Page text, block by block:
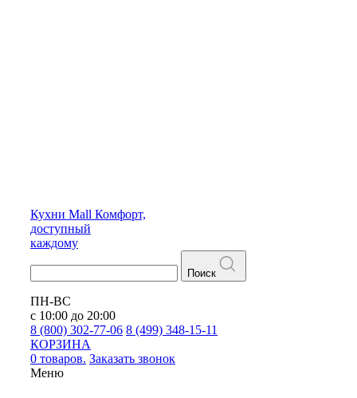
Кухни Mall Комфорт,
доступный
каждому
Поиск
ПН-ВС
с 10:00 до 20:00
8 (800) 302-77-06 8 (499) 348-15-11
КОРЗИНА
0 товаров. Заказать звонок
Меню